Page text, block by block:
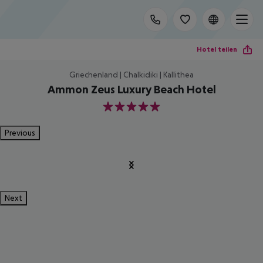
Hotel teilen
Griechenland | Chalkidiki | Kallithea
Ammon Zeus Luxury Beach Hotel
5
Previous
Next